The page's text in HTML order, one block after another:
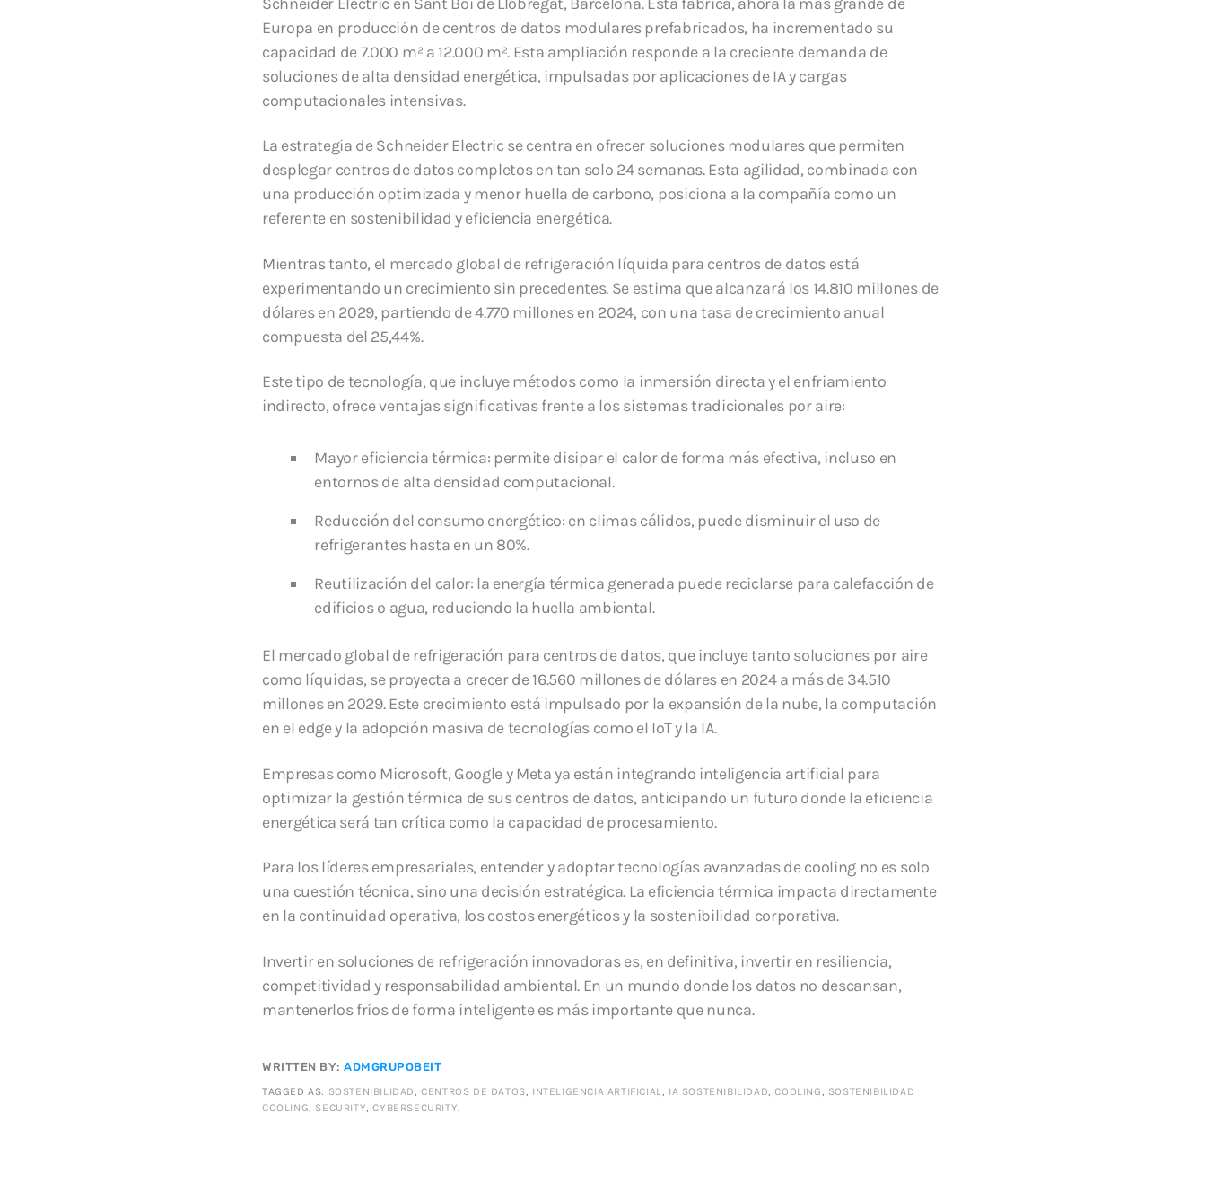
Europa en producción de centros de datos modulares prefabricados, ha incrementado su
capacidad de 7.000 m² a 12.000 m². Esta ampliación responde a la creciente demanda de
soluciones de alta densidad energética, impulsadas por aplicaciones de IA y cargas
computacionales intensivas.
La estrategia de Schneider Electric se centra en ofrecer soluciones modulares que permiten
desplegar centros de datos completos en tan solo 24 semanas. Esta agilidad, combinada con
una producción optimizada y menor huella de carbono, posiciona a la compañía como un
referente en sostenibilidad y eficiencia energética.
Mientras tanto, el mercado global de refrigeración líquida para centros de datos está
experimentando un crecimiento sin precedentes. Se estima que alcanzará los 14.810 millones de
dólares en 2029, partiendo de 4.770 millones en 2024, con una tasa de crecimiento anual
compuesta del 25,44%.
Este tipo de tecnología, que incluye métodos como la inmersión directa y el enfriamiento
indirecto, ofrece ventajas significativas frente a los sistemas tradicionales por aire:
Mayor eficiencia térmica: permite disipar el calor de forma más efectiva, incluso en
entornos de alta densidad computacional.
Reducción del consumo energético: en climas cálidos, puede disminuir el uso de
refrigerantes hasta en un 80%.
Reutilización del calor: la energía térmica generada puede reciclarse para calefacción de
edificios o agua, reduciendo la huella ambiental.
El mercado global de refrigeración para centros de datos, que incluye tanto soluciones por aire
como líquidas, se proyecta a crecer de 16.560 millones de dólares en 2024 a más de 34.510
millones en 2029. Este crecimiento está impulsado por la expansión de la nube, la computación
en el edge y la adopción masiva de tecnologías como el IoT y la IA.
Empresas como Microsoft, Google y Meta ya están integrando inteligencia artificial para
optimizar la gestión térmica de sus centros de datos, anticipando un futuro donde la eficiencia
energética será tan crítica como la capacidad de procesamiento.
Para los líderes empresariales, entender y adoptar tecnologías avanzadas de cooling no es solo
una cuestión técnica, sino una decisión estratégica. La eficiencia térmica impacta directamente
en la continuidad operativa, los costos energéticos y la sostenibilidad corporativa.
Invertir en soluciones de refrigeración innovadoras es, en definitiva, invertir en resiliencia,
competitividad y responsabilidad ambiental. En un mundo donde los datos no descansan,
mantenerlos fríos de forma inteligente es más importante que nunca.
WRITTEN BY:ADMGRUPOBEIT
TAGGED AS: SOSTENIBILIDAD ,CENTROS DE DATOS INTELIGENCIA ARTIFICIAL IA SOSTENIBILIDAD ,COOLING
SOSTENIBILIDAD
COOLING
SECURITY ,CYBERSECURITY